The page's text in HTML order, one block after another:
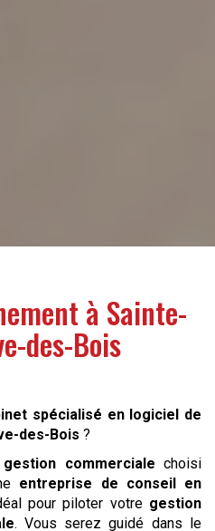
à Sainte-
des-Bois
spécialisé en logiciel de
des-Bois ?
commerciale choisi
entreprise de conseil en
pour piloter votre gestion
. Vous serez guidé dans le